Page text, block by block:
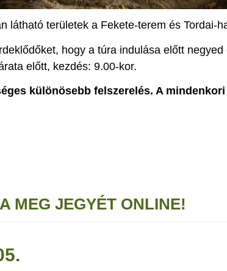
látható területek a Fekete-terem és Tordai-
hogy a túra indulása előtt
előtt, kezdés: 9.00-kor.
különösebb felszerelés. A
MEG JEGYÉT ONLINE!